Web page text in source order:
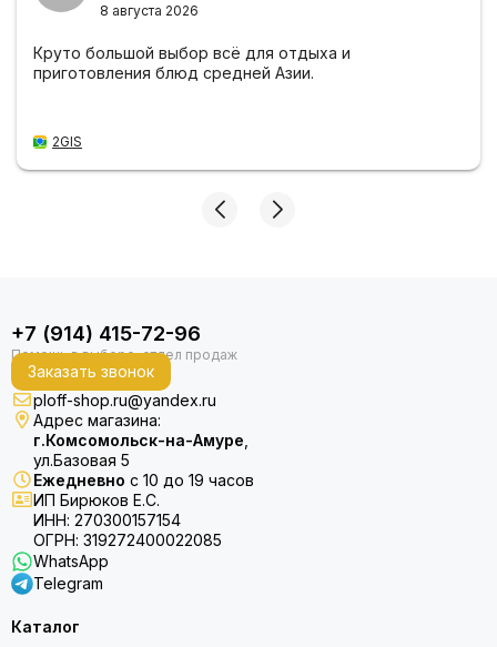
8 августа 2026
Круто большой выбор всё для отдыха и
приготовления блюд средней Азии.
2GIS
+7 (914) 415-72-96
Заказать звонок
ploff-shop.ru@yandex.ru
Адрес магазина:
г.Комсомольск-на-Амуре
ул.Базовая 5
Ежедневно с 10 до 19 часов
ИП Бирюков Е.С.
ИНН: 270300157154
ОГРН: 319272400022085
WhatsApp
Telegram
Каталог